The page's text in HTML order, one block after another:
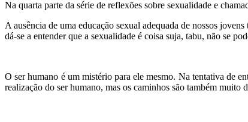
Na quarta parte da série de reflexões sobre sexualidade e
A ausência de uma educação sexual adequada de nossos
dá-se a entender que a sexualidade é coisa suja, tabu, não se
O ser humano é um mistério para ele mesmo. Na tentativa de
realização do ser humano, mas os caminhos são também muito